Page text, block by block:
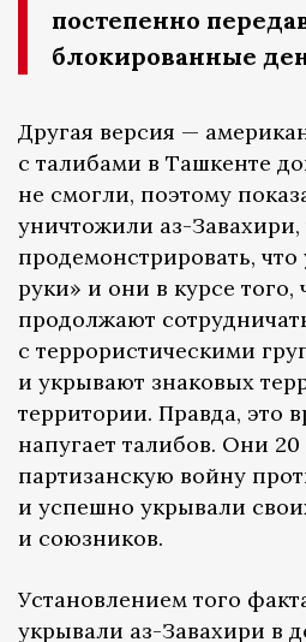
постепенно
блокированные
Другая версия —
с талибами в Ташкенте
не смогли, поэтому
уничтожили аз-Завахири,
продемонстрировать,
руки» и они в курсе того,
продолжают
с террористическими
и укрывают знаковых
территории. Правда, это
напугает талибов. Они 20
партизанскую войну
и успешно укрывали
и союзников.
Установлением того
укрывали аз-Завахири в